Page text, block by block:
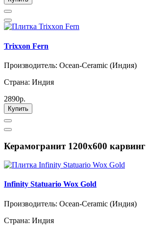
Trixxon Fern
Производитель: Ocean-Ceramic (Индия)
Страна: Индия
2890р.
Купить
Керамогранит 1200х600 карвинг
Infinity Statuario Wox Gold
Производитель: Ocean-Ceramic (Индия)
Страна: Индия